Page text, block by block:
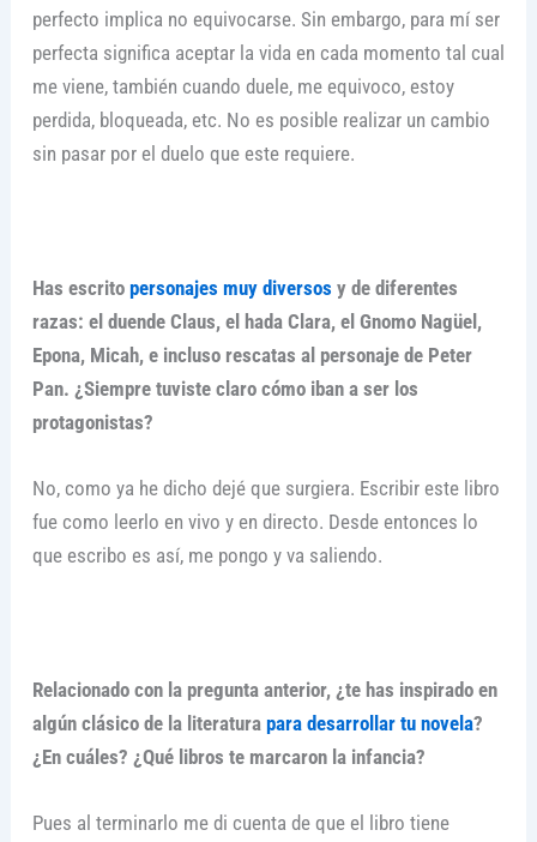
perfecto implica no equivocarse. Sin embargo, para mí ser
perfecta significa aceptar la vida en cada momento tal cual
me viene, también cuando duele, me equivoco, estoy
perdida, bloqueada, etc. No es posible realizar un cambio
sin pasar por el duelo que este requiere.
Has escrito personajes muy diversos y de diferentes
razas: el duende Claus, el hada Clara, el Gnomo Nagüel,
Epona, Micah, e incluso rescatas al personaje de Peter
Pan. ¿Siempre tuviste claro cómo iban a ser los
protagonistas?
No, como ya he dicho dejé que surgiera. Escribir este libro
fue como leerlo en vivo y en directo. Desde entonces lo
que escribo es así, me pongo y va saliendo.
Relacionado con la pregunta anterior, ¿te has inspirado en
algún clásico de la literatura para desarrollar tu novela?
¿En cuáles? ¿Qué libros te marcaron la infancia?
Pues al terminarlo me di cuenta de que el libro tiene